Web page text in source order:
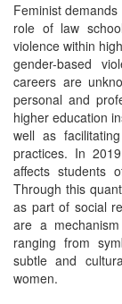
Feminist
role of law
violence within
gender-based
careers are
personal and
higher education
well as
practices. In
affects students
Through this
as part of social
are a
ranging from
subtle and
women.